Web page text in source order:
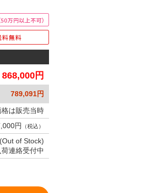
868,000円
789,091円
は販売当時
円 （税込）
of Stock)
連絡受付中